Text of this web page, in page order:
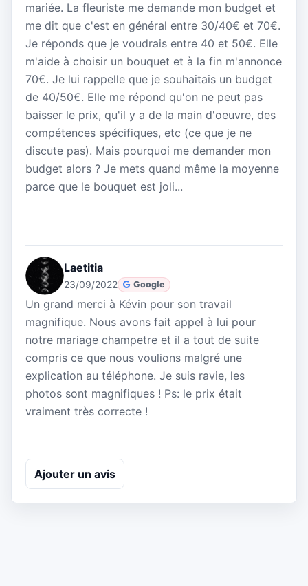
mariée. La fleuriste me demande mon budget et
me dit que c'est en général entre 30/40€ et 70€.
Je réponds que je voudrais entre 40 et 50€. Elle
m'aide à choisir un bouquet et à la fin m'annonce
70€. Je lui rappelle que je souhaitais un budget
de 40/50€. Elle me répond qu'on ne peut pas
baisser le prix, qu'il y a de la main d'oeuvre, des
compétences spécifiques, etc (ce que je ne
discute pas). Mais pourquoi me demander mon
budget alors ? Je mets quand même la moyenne
parce que le bouquet est joli...
Laetitia
23/09/2022 Google
Un grand merci à Kévin pour son travail
magnifique. Nous avons fait appel à lui pour
notre mariage champetre et il a tout de suite
compris ce que nous voulions malgré une
explication au téléphone. Je suis ravie, les
photos sont magnifiques ! Ps: le prix était
vraiment très correcte !
Ajouter un avis